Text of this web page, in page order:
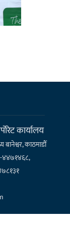
कार्यालय
बानेश्वर, काठमाडौँ
४४७१४६८,